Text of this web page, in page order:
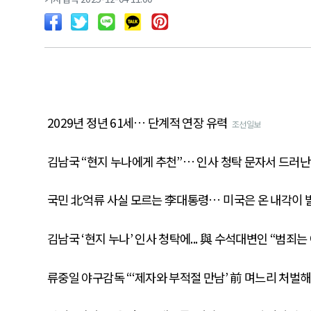
2029년 정년 61세… 단계적 연장 유력 조선일보
김남국 “현지 누나에게 추천”… 인사 청탁 문자서 드러
국민 北억류 사실 모르는 李대통령… 미국은 온 내각이
김남국 ‘현지 누나’ 인사 청탁에... 與 수석대변인 “범죄
류중일 야구감독 “‘제자와 부적절 만남’ 前 며느리 처벌